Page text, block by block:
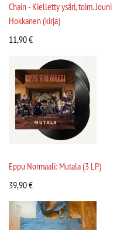
Chain - Kielletty ysäri, toim. Jouni
Hokkanen (kirja)
11,90€
Eppu Normaali: Mutala (3 LP)
39,90€